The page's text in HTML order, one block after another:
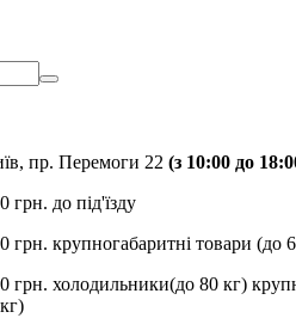
пр. Перемоги 22 (з 10:00 до
грн. до під'їзду
грн. крупногабаритні товари (до
грн. холодильники(до 80 кг)